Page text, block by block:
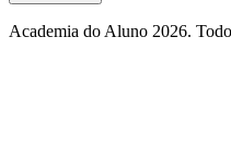
Academia do Aluno 2026.